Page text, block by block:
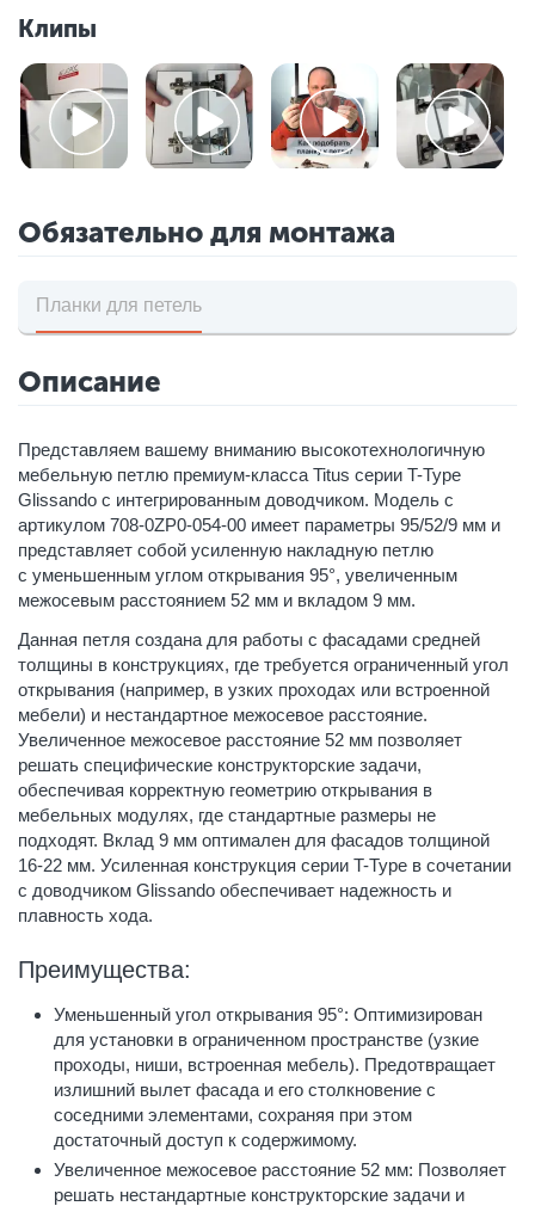
Клипы
Обязательно для монтажа
Планки для петель
Описание
Представляем вашему вниманию высокотехнологичную
мебельную петлю премиум-класса Titus серии T-Type
Glissando с интегрированным доводчиком. Модель с
артикулом 708-0ZP0-054-00 имеет параметры 95/52/9 мм и
представляет собой усиленную накладную петлю
с уменьшенным углом открывания 95°, увеличенным
межосевым расстоянием 52 мм и вкладом 9 мм.
Данная петля создана для работы с фасадами средней
толщины в конструкциях, где требуется ограниченный угол
открывания (например, в узких проходах или встроенной
мебели) и нестандартное межосевое расстояние.
Увеличенное межосевое расстояние 52 мм позволяет
решать специфические конструкторские задачи,
обеспечивая корректную геометрию открывания в
мебельных модулях, где стандартные размеры не
подходят. Вклад 9 мм оптимален для фасадов толщиной
16-22 мм. Усиленная конструкция серии T-Type в сочетании
с доводчиком Glissando обеспечивает надежность и
плавность хода.
Преимущества:
Уменьшенный угол открывания 95°: Оптимизирован
для установки в ограниченном пространстве (узкие
проходы, ниши, встроенная мебель). Предотвращает
излишний вылет фасада и его столкновение с
соседними элементами, сохраняя при этом
достаточный доступ к содержимому.
Увеличенное межосевое расстояние 52 мм: Позволяет
решать нестандартные конструкторские задачи и